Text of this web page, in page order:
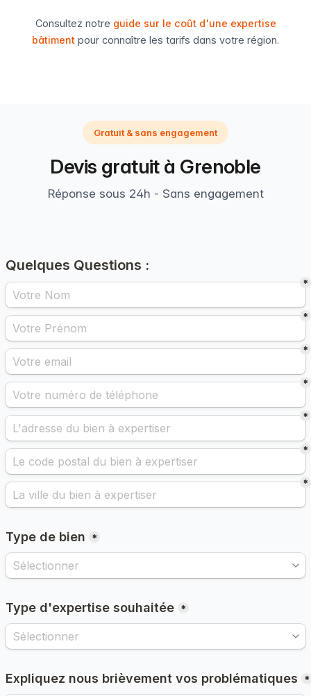
Consultez notre guide sur le coût d'une expertise
bâtiment pour connaître les tarifs dans votre région.
Gratuit & sans engagement
Devis gratuit à Grenoble
Réponse sous 24h - Sans engagement